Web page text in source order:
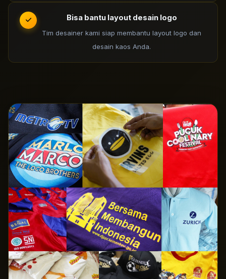
Bisa bantu layout desain logo
Tim desainer kami siap membantu layout logo dan
desain kaos Anda.